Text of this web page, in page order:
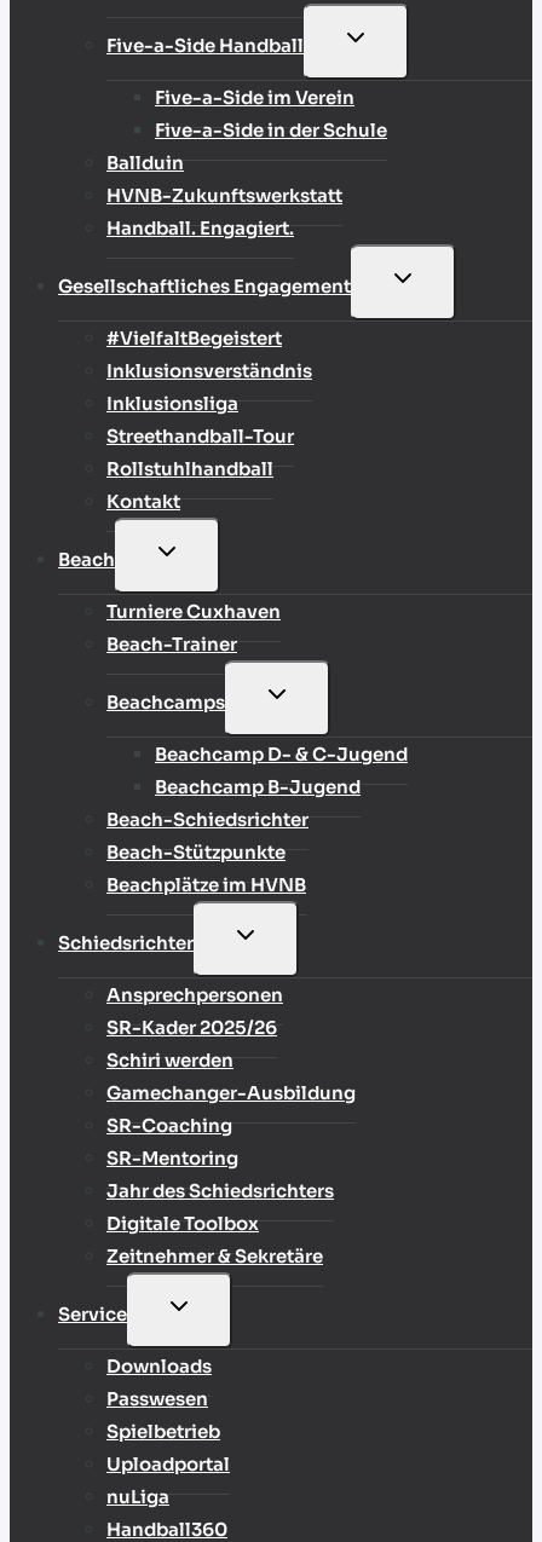
Five-a-Side Handball
UNTERMENÜ
Five-a-Side im Verein
Five-a-Side in der Schule
Ballduin
HVNB-Zukunftswerkstatt
Handball. Engagiert.
Gesellschaftliches Engagement
UNTERMENÜ
#VielfaltBegeistert
Inklusionsverständnis
Inklusionsliga
Streethandball-Tour
Rollstuhlhandball
Kontakt
Beach
UNTERMENÜ
Turniere Cuxhaven
Beach-Trainer
Beachcamps
UNTERMENÜ
Beachcamp D- & C-Jugend
Beachcamp B-Jugend
Beach-Schiedsrichter
Beach-Stützpunkte
Beachplätze im HVNB
Schiedsrichter
UNTERMENÜ
Ansprechpersonen
SR-Kader 2025/26
Schiri werden
Gamechanger-Ausbildung
SR-Coaching
SR-Mentoring
Jahr des Schiedsrichters
Digitale Toolbox
Zeitnehmer & Sekretäre
Service
UNTERMENÜ
Downloads
Passwesen
Spielbetrieb
Uploadportal
nuLiga
Handball360